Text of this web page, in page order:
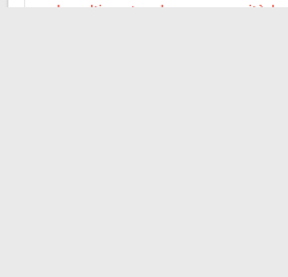
Le ultime tendenze e novità